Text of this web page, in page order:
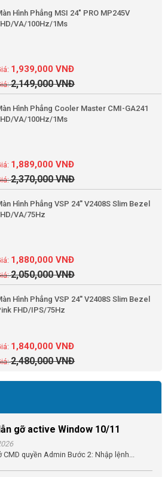
Hình Phẳng MSI 24" PRO MP245V
VA/100Hz/1Ms
2,149,000VNĐ
1,939,000VNĐ
Hình Phẳng Cooler Master CMI-GA241
VA/100Hz/1Ms
2,370,000VNĐ
1,889,000VNĐ
Hình Phẳng VSP 24'' V2408S Slim Bezel
VA/75Hz
2,050,000VNĐ
1,880,000VNĐ
Hình Phẳng VSP 24'' V2408S Slim Bezel
FHD/IPS/75Hz
2,480,000VNĐ
1,840,000VNĐ
gỡ active Window 10/11
quyền Admin Bước 2: Nhập lệnh...